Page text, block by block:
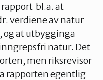
bl.a. at
verdiene av natur
og at utbygginga
natur. Det
men riksrevisor
rapporten egentlig